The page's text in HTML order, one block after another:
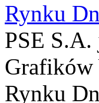
Rynku
PSE
Grafików
Rynku